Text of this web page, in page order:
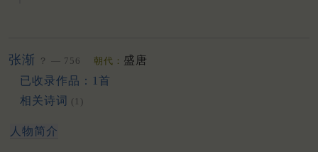
张渐 ？ — 756 朝代： 盛唐
已收录作品：1首
相关诗词 (1)
人物简介